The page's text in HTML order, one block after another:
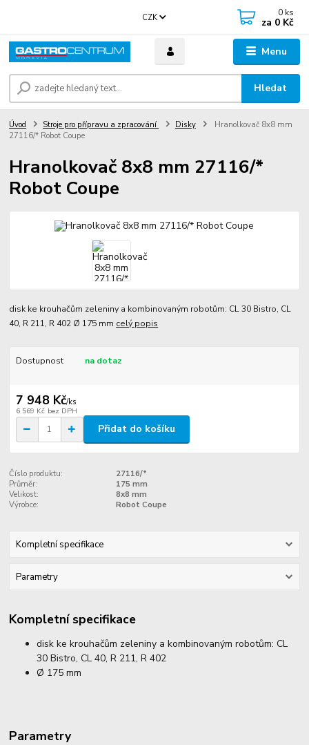
Menu
CZK
Hledat
0 ks
za 0 Kč
Úvod Stroje pro přípravu a zpracování Disky
Hranolkovač 8x8 mm
27116/* Robot Coupe
Hranolkovač 8x8 mm 27116/*
Robot Coupe
disk ke krouhačům zeleniny a kombinovaným robotům: CL 30 Bistro, CL
40, R 211, R 402 Ø 175 mm celý popis
Dostupnost na dotaz
7 948 Kč/ks
6 569 Kč bez DPH
Přidat do košíku
Číslo produktu:
27116/*
Průměr:
175 mm
Velikost:
8x8 mm
Výrobce:
Robot Coupe
Kompletní specifikace
Parametry
Kompletní specifikace
disk ke krouhačům zeleniny a kombinovaným robotům: CL
30 Bistro, CL 40, R 211, R 402
Ø 175 mm
Parametry